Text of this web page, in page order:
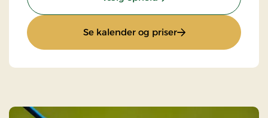
Se kalender og priser: Golfophold